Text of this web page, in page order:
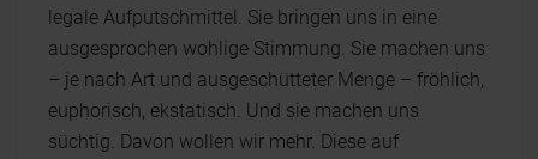
legale Aufputschmittel. Sie bringen uns in eine
ausgesprochen wohlige Stimmung. Sie machen uns
– je nach Art und ausgeschütteter Menge – fröhlich,
euphorisch, ekstatisch. Und sie machen uns
süchtig. Davon wollen wir mehr. Diese auf